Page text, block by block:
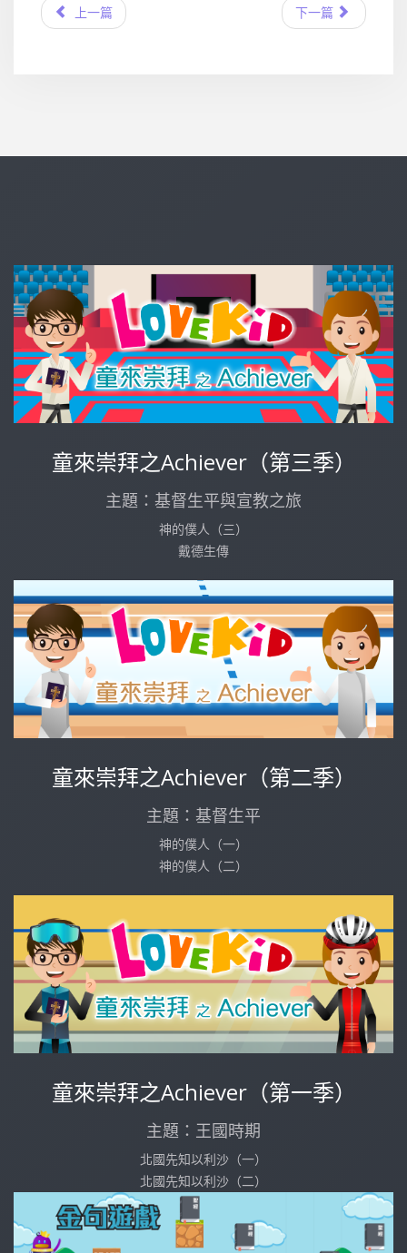
上一篇 下一篇
童來崇拜之Achiever（第三季）
主題：基督生平與宣教之旅
神的僕人（三）
戴德生傳
童來崇拜之Achiever（第二季）
主題：基督生平
神的僕人（一）
神的僕人（二）
童來崇拜之Achiever（第一季）
主題：王國時期
北國先知以利沙（一）
北國先知以利沙（二）